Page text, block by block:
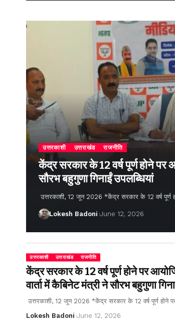
उत्तरकाशी उत्तराखंड राजनीति
केंद्र सरकार के 12 वर्ष पूर्ण होने पर
सौरभ बहुगुणा गिनाईं उपलब्धियां
उत्तरकाशी, 12 जून 2026 *केंद्र सरकार के 12 वर्ष पूर्ण
Lokesh Badoni June 12, 2026
उत्तरकाशी उत्तराखंड राजनीति
केंद्र सरकार के 12 वर्ष पूर्ण होने पर
वार्ता में कैबिनेट मंत्री ने सौरभ बहुगुणा
उत्तरकाशी, 12 जून 2026 *केंद्र सरकार के 12 वर्ष पूर्ण होने
Lokesh Badoni June 12, 2026